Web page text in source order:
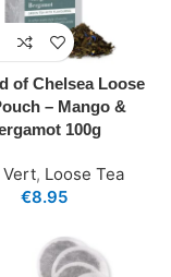
of Chelsea Loose
– Mango &
100g
Vert, Loose Tea
€8.95